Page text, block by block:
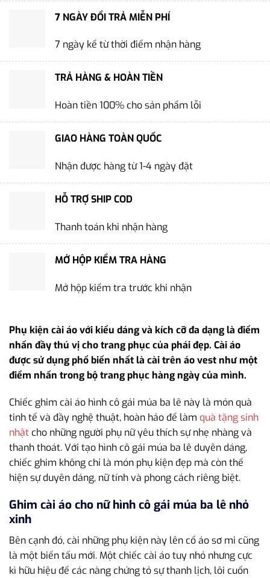
7 NGÀY ĐỔI TRẢ MIỄN PHÍ
7 ngày kể từ thời điểm nhận hàng
TRẢ HÀNG & HOÀN TIỀN
Hoàn tiền 100% cho sản phẩm lỗi
GIAO HÀNG TOÀN QUỐC
Nhận được hàng từ 1-4 ngày đặt
HỖ TRỢ SHIP COD
Thanh toán khi nhận hàng
MỞ HỘP KIỂM TRA HÀNG
Mở hộp kiểm tra trước khi nhận
Phụ kiện cài áo với kiểu dáng và kích cỡ đa dạng là điểm
nhấn đầy thú vị cho trang phục của phái đẹp. Cài áo
được sử dụng phổ biến nhất là cài trên áo vest như một
điểm nhấn trong bộ trang phục hàng ngày của mình.
Chiếc ghim cài áo hình cô gái múa ba lê này là món quà
tinh tế và đầy nghệ thuật, hoàn hảo để làm quà tặng sinh
nhật cho những người phụ nữ yêu thích sự nhẹ nhàng và
thanh thoát. Với tạo hình cô gái múa ba lê duyên dáng,
chiếc ghim không chỉ là món phụ kiện đẹp mà còn thể
hiện sự duyên dáng, nữ tính và phong cách riêng biệt.
Ghim cài áo cho nữ hình cô gái múa ba lê nhỏ
xinh
Bên cạnh đó, cài những phụ kiện này lên cổ áo sơ mi cũng
là một biến tấu mới. Một chiếc cài áo tuy nhỏ nhưng cực
kì hữu hiệu để các nàng chứng tỏ sự thanh lịch, lôi cuốn